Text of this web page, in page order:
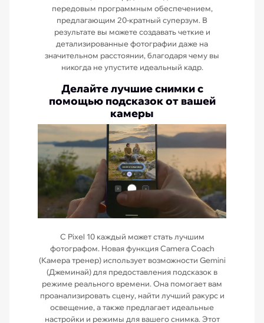
передовым программным обеспечением,
предлагающим 20-кратный суперзум. В
результате вы можете создавать четкие и
детализированные фотографии даже на
значительном расстоянии, благодаря чему вы
никогда не упустите идеальный кадр.
Делайте лучшие снимки с
помощью подсказок от вашей
камеры
С Pixel 10 каждый может стать лучшим
фотографом. Новая функция Camera Coach
(Камера тренер) использует возможности Gemini
(Джеминай) для предоставления подсказок в
режиме реального времени. Она помогает вам
проанализировать сцену, найти лучший ракурс и
освещение, а также предлагает идеальные
настройки и режимы для вашего снимка. Этот